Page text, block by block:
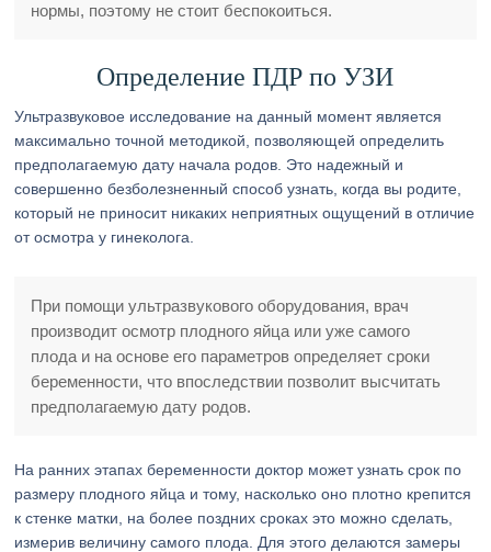
нормы, поэтому не стоит беспокоиться.
Определение ПДР по УЗИ
Ультразвуковое исследование на данный момент является
максимально точной методикой, позволяющей определить
предполагаемую дату начала родов. Это надежный и
совершенно безболезненный способ узнать, когда вы родите,
который не приносит никаких неприятных ощущений в отличие
от осмотра у гинеколога.
При помощи ультразвукового оборудования, врач
производит осмотр плодного яйца или уже самого
плода и на основе его параметров определяет сроки
беременности, что впоследствии позволит высчитать
предполагаемую дату родов.
На ранних этапах беременности доктор может узнать срок по
размеру плодного яйца и тому, насколько оно плотно крепится
к стенке матки, на более поздних сроках это можно сделать,
измерив величину самого плода. Для этого делаются замеры